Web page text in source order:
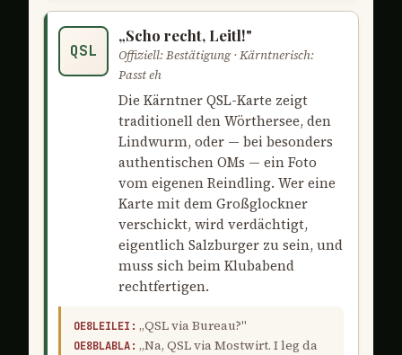
QSL
„Scho recht, Leitl!"
Offiziell: Bestätigung · Kärntnerisch:
Passt eh
Die Kärntner QSL-Karte zeigt
traditionell den Wörthersee, den
Lindwurm, oder — bei besonders
authentischen OMs — ein Foto
vom eigenen Reindling. Wer eine
Karte mit dem Großglockner
verschickt, wird verdächtigt,
eigentlich Salzburger zu sein, und
muss sich beim Klubabend
rechtfertigen.
OE8LEILEI: „QSL via Bureau?"
OE8BLABLA: „Na, QSL via Mostwirt. I leg da